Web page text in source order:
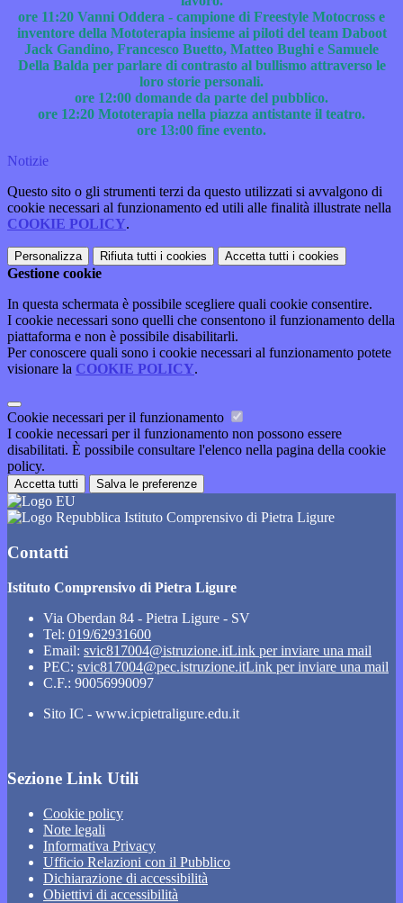
ore 11:20 Vanni Oddera - campione di Freestyle Motocross e
inventore della Mototerapia insieme ai piloti del team Daboot
Jack Gandino, Francesco Buetto, Matteo Bughi e Samuele
Della Balda per parlare di contrasto al bullismo attraverso le
loro storie personali.
ore 12:00 domande da parte del pubblico.
ore 12:20 Mototerapia nella piazza antistante il teatro.
ore 13:00 fine evento.
Notizie
Questo sito o gli strumenti terzi da questo utilizzati si avvalgono di
cookie necessari al funzionamento ed utili alle finalità illustrate nella
COOKIE POLICY.
Personalizza Rifiuta tutti i cookies Accetta tutti i cookies
Gestione cookie
In questa schermata è possibile scegliere quali cookie consentire.
I cookie necessari sono quelli che consentono il funzionamento della
piattaforma e non è possibile disabilitarli.
Per conoscere quali sono i cookie necessari al funzionamento potete
visionare la COOKIE POLICY.
Cookie necessari per il funzionamento
I cookie necessari per il funzionamento non possono essere
disabilitati. È possibile consultare l'elenco nella pagina della cookie
policy.
Accetta tutti Salva le preferenze
Istituto Comprensivo di Pietra Ligure
Contatti
Istituto Comprensivo di Pietra Ligure
Via Oberdan 84 - Pietra Ligure - SV
Tel: 019/62931600
Email: svic817004@istruzione.itLink per inviare una mail
PEC: svic817004@pec.istruzione.itLink per inviare una mail
C.F.: 90056990097
Sito IC - www.icpietraligure.edu.it
Sezione Link Utili
Cookie policy
Note legali
Informativa Privacy
Ufficio Relazioni con il Pubblico
Dichiarazione di accessibilità
Obiettivi di accessibilità